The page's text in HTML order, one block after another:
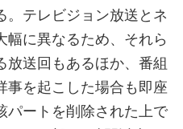
。テレビジョン放送とネ
幅に異なるため、それら
放送回もあるほか、番組
事を起こした場合も即座
パートを削除された上で